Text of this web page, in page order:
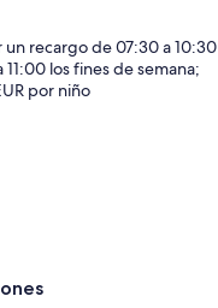
recargo de 07:30 a 10:30
los fines de semana;
por niño